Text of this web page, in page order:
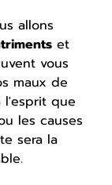
allons
et
vous
maux de
l'esprit que
les causes
sera la